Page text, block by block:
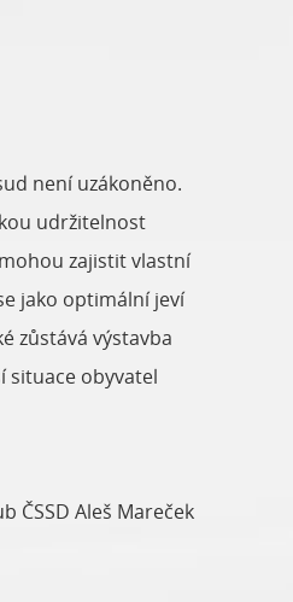
není uzákoněno.
udržitelnost
zajistit vlastní
jako optimální jeví
zůstává výstavba
situace obyvatel
ČSSD Aleš Mareček